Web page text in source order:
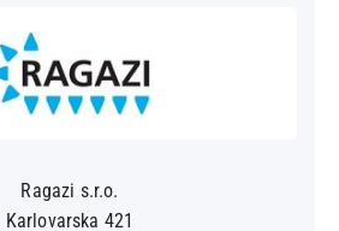
Ragazi s.r.o.
Karlovarska 421